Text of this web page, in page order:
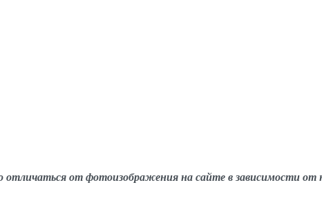
от фотоизображения на сайте в зависимости